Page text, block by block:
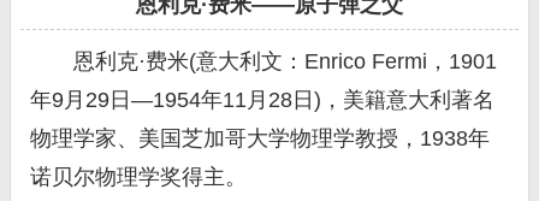
恩利克·费米——原子弹之父
恩利克·费米(意大利文：Enrico Fermi，1901
年9月29日—1954年11月28日)，美籍意大利著名
物理学家、美国芝加哥大学物理学教授，1938年
诺贝尔物理学奖得主。